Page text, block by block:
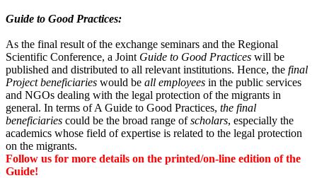
Guide to Good Practices:
As the final result of the exchange seminars and the Regional
Scientific Conference, a Joint Guide to Good Practices will be
published and distributed to all relevant institutions. Hence, the final
Project beneficiaries would be all employees in the public services
and NGOs dealing with the legal protection of the migrants in
general. In terms of A Guide to Good Practices, the final
beneficiaries could be the broad range ofscholars, especially the
academics whose field of expertise is related to the legal protection
on the migrants.
Follow us for more details on the printed/on-line edition of the
Guide!